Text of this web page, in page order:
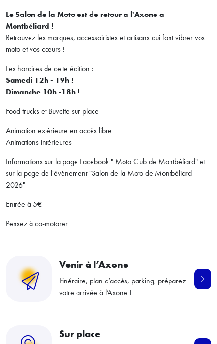
Le Salon de la Moto est de retour a l'Axone a
Montbéliard !
Retrouvez les marques, accessoiristes et artisans qui font vibrer vos
moto et vos cœurs !
Les horaires de cette édition :
Samedi 12h - 19h !
Dimanche 10h -18h !
Food trucks et Buvette sur place
Animation extérieure en accès libre
Animations intérieures
Informations sur la page Facebook " Moto Club de Montbéliard" et
sur la page de l'évènement "Salon de la Moto de Montbéliard
2026"
Entrée à 5€
Pensez à co-motorer
Venir à l’Axone
Itinéraire, plan d’accès, parking, préparez
votre arrivée à l’Axone !
Sur place